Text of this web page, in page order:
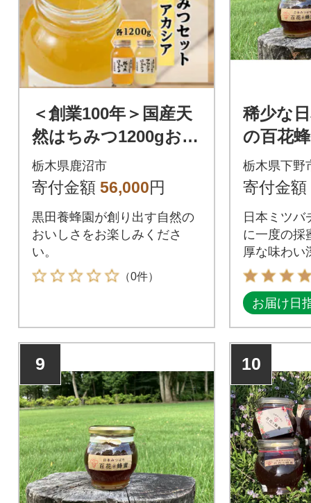
＜創業100年＞国産天
然はちみつ1200gおす
すめセット
栃木県鹿沼市
寄付金額 56,000円
黒田養蜂園が創り出す自然の
おいしさをお楽しみくださ
い。
（0件）
稀少な
の百花
非加熱
加の国
栃木県下野
寄付金額
日本ミツバ
に一度の採
厚な味わい
非、ご賞味
お届け日
9 10